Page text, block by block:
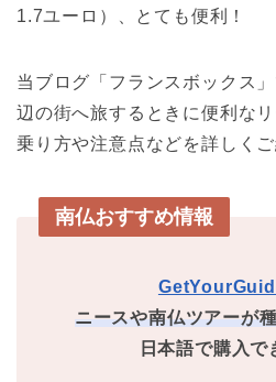
1.7ユーロ）、とても便利！
当ブログ「フランスボックス
辺の街へ旅するときに便利な
乗り方や注意点などを詳しく
南仏おすすめ情報
ニースや南仏ツアーが
日本語で購入